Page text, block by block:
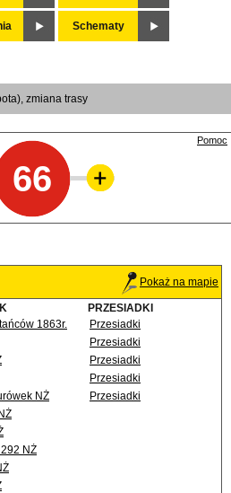
Schematy
zmiana trasy
66
Pomoc
Pokaż na mapie
PRZESIADKI
1863r.
Przesiadki
Przesiadki
Przesiadki
Przesiadki
NŻ
Przesiadki
NŻ